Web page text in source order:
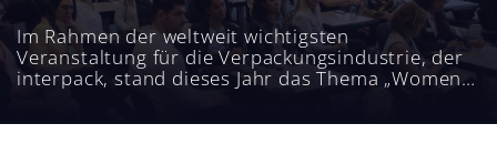
Im Rahmen der weltweit wichtigsten
Veranstaltung für die Verpackungsindustrie, der
interpack, stand dieses Jahr das Thema „Women
Podiumsdiskussion mit fünf führenden Frauen